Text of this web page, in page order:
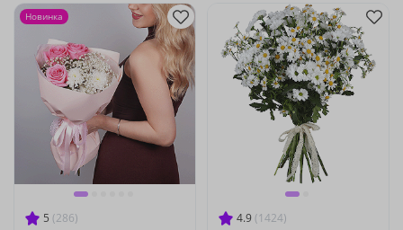
5 (286)
Новинка
4.9 (1424)